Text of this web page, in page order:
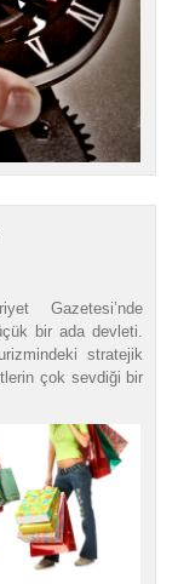
Gazetesi’nde
bir ada devleti.
stratejik
çok sevdiği bir